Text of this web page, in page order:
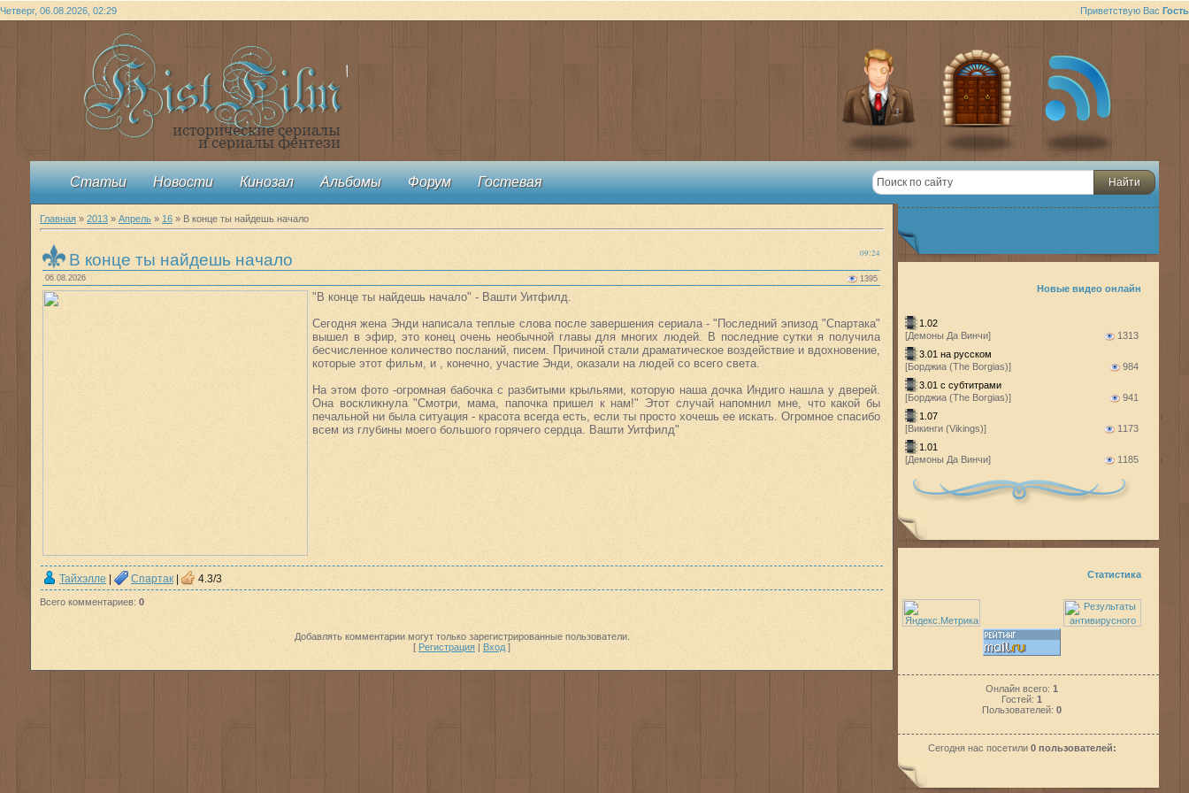
Четверг, 06.08.2026, 02:29 Приветствую Вас Гость
Статьи Новости Кинозал Альбомы Форум Гостевая
Главная » 2013 » Апрель » 16 » В конце ты найдешь начало
09:24
В конце ты найдешь начало
06.08.2026 1395
"В конце ты найдешь начало" - Вашти Уитфилд.
Сегодня жена Энди написала теплые слова после завершения сериала - "Последний эпизод "Спартака"
вышел в эфир, это конец очень необычной главы для многих людей. В последние сутки я получила
бесчисленное количество посланий, писем. Причиной стали драматическое воздействие и вдохновение,
которые этот фильм, и , конечно, участие Энди, оказали на людей со всего света.
На этом фото -огромная бабочка с разбитыми крыльями, которую наша дочка Индиго нашла у дверей.
Она воскликнула "Смотри, мама, папочка пришел к нам!" Этот случай напомнил мне, что какой бы
печальной ни была ситуация - красота всегда есть, если ты просто хочешь ее искать. Огромное спасибо
всем из глубины моего большого горячего сердца. Вашти Уитфилд"
Тайхэлле | Спартак | 4.3/3
Всего комментариев: 0
Добавлять комментарии могут только зарегистрированные пользователи.
[ Регистрация | Вход ]
Новые видео онлайн
1.02
[Демоны Да Винчи]
1313
3.01 на русском
[Борджиа (The Borgias)]
984
3.01 с субтитрами
[Борджиа (The Borgias)]
941
1.07
[Викинги (Vikings)]
1173
1.01
[Демоны Да Винчи]
1185
Статистика
Онлайн всего: 1
Гостей: 1
Пользователей: 0
Сегодня нас посетили 0 пользователей: